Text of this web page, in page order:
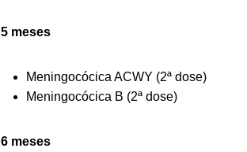
5 meses
Meningocócica ACWY (2ª dose)
Meningocócica B (2ª dose)
6 meses